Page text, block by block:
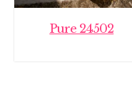
Pure 24502